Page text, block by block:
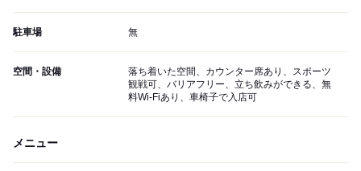
駐車場 無
空間・設備
落ち着いた空間、カウンター席あり、スポーツ
観戦可、バリアフリー、立ち飲みができる、無
料Wi-Fiあり、車椅子で入店可
メニュー